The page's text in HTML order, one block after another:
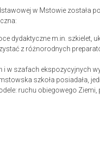
w Mstowie została
dydaktyczne m.in. szkielet,
z różnorodnych
i w szafach ekspozycyjnych
szkoła posiadała,
ruchu obiegowego